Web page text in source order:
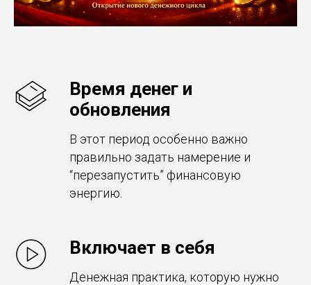
Время денег и
обновления
В этот период особенно важно
правильно задать намерение и
“перезапустить” финансовую
энергию.
Включает в себя
Денежная практика, которую нужно